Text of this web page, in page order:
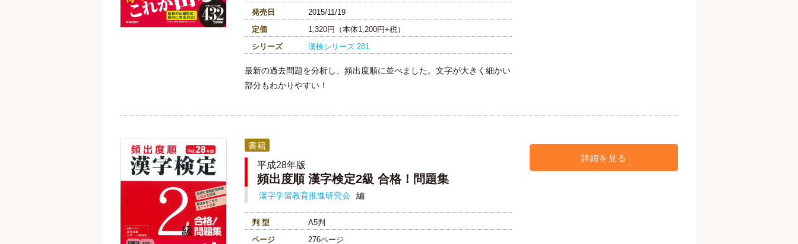
発売日
2015/11/19
定価
1,320円（本体1,200円+税）
シリーズ
漢検シリーズ 281
最新の過去問題を分析し、頻出度順に並べました。文字が大きく細かい
部分もわかりやすい！
書籍
平成28年版
頻出度順 漢字検定2級 合格！問題集
漢字学習教育推進研究会 編
判 型
A5判
ページ
276ページ
詳細を見る